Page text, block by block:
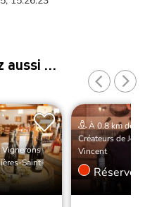
aussi …
Saint-
À 0.8 km de
Créateurs de
Vincent
Réserver